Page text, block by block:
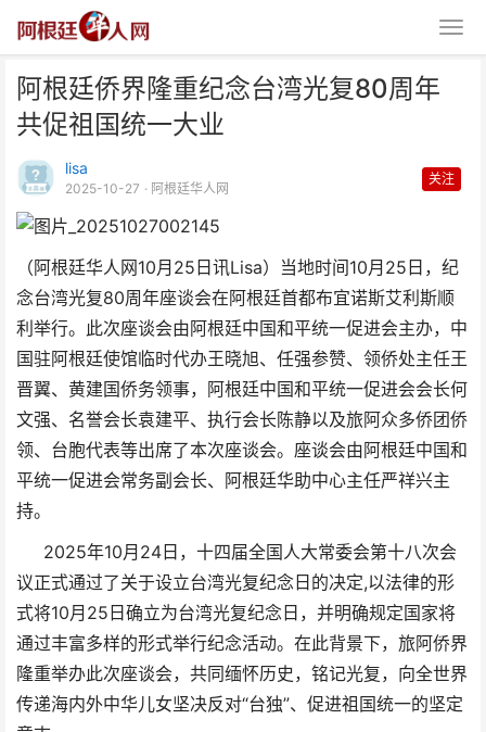
阿根廷侨界隆重纪念台湾光复80周年
共促祖国统一大业
lisa
2025-10-27 · 阿根廷华人网
关注
（阿根廷华人网10月25日讯Lisa）当地时间10月25日，纪
念台湾光复80周年座谈会在阿根廷首都布宜诺斯艾利斯顺
利举行。此次座谈会由阿根廷中国和平统一促进会主办，中
国驻阿根廷使馆临时代办王晓旭、任强参赞、领侨处主任王
晋翼、黄建国侨务领事，阿根廷中国和平统一促进会会长何
文强、名誉会长袁建平、执行会长陈静以及旅阿众多侨团侨
领、台胞代表等出席了本次座谈会。座谈会由阿根廷中国和
平统一促进会常务副会长、阿根廷华助中心主任严祥兴主
持。
2025年10月24日，十四届全国人大常委会第十八次会
议正式通过了关于设立台湾光复纪念日的决定,以法律的形
式将10月25日确立为台湾光复纪念日，并明确规定国家将
通过丰富多样的形式举行纪念活动。在此背景下，旅阿侨界
隆重举办此次座谈会，共同缅怀历史，铭记光复，向全世界
传递海内外中华儿女坚决反对“台独”、促进祖国统一的坚定
周年 共促祖国统一大业